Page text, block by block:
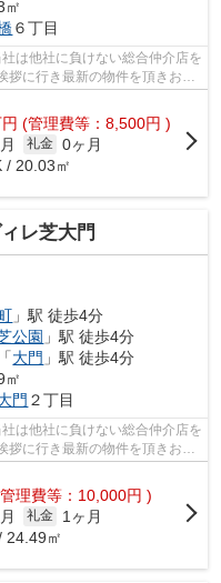
㎡
６丁目
は他社に負けない総合仲介店を
拶に行き最新の物件を頂きお客
円 (管理費等：8,500円 )
礼金 0ヶ月
/ 20.03㎡
レ芝大門
」駅 徒歩4分
公園 」駅 徒歩4分
「大門 」駅 徒歩4分
㎡
門 ２丁目
は他社に負けない総合仲介店を
拶に行き最新の物件を頂きお客
理費等：10,000円 )
礼金
1ヶ月
24.49㎡